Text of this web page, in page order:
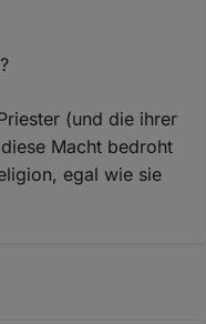
(und die ihrer
Macht bedroht
egal wie sie